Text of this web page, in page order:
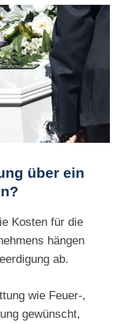
über ein
Kosten für die
hängen
ab.
wie Feuer-,
gewünscht,